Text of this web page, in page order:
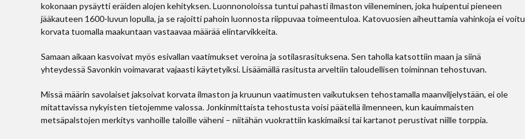
kokonaan pysäytti eräiden alojen kehityksen. Luonnonoloissa tuntui pahasti ilmaston viileneminen, joka huipentui pieneen
jääkauteen 1600-luvun lopulla, ja se rajoitti pahoin luonnosta riippuvaa toimeentuloa. Katovuosien aiheuttamia vahinkoja ei voitu
korvata tuomalla maakuntaan vastaavaa määrää elintarvikkeita.
Samaan aikaan kasvoivat myös esivallan vaatimukset veroina ja sotilasrasituksena. Sen taholla katsottiin maan ja siinä
yhteydessä Savonkin voimavarat vajaasti käytetyiksi. Lisäämällä rasitusta arveltiin taloudellisen toiminnan tehostuvan.
Missä määrin savolaiset jaksoivat korvata ilmaston ja kruunun vaatimusten vaikutuksen tehostamalla maanviljelystään, ei ole
mitattavissa nykyisten tietojemme valossa. Jonkinmittaista tehostusta voisi päätellä ilmenneen, kun kauimmaisten
metsäpalstojen merkitys vanhoille taloille väheni – niitähän vuokrattiin kaskimaiksi tai kartanot perustivat niille torppia.